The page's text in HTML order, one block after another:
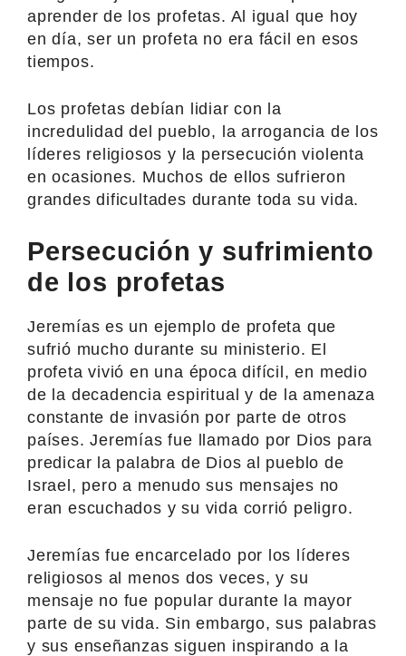
aprender de los profetas. Al igual que hoy
en día, ser un profeta no era fácil en esos
tiempos.
Los profetas debían lidiar con la
incredulidad del pueblo, la arrogancia de los
líderes religiosos y la persecución violenta
en ocasiones. Muchos de ellos sufrieron
grandes dificultades durante toda su vida.
Persecución y sufrimiento
de los profetas
Jeremías es un ejemplo de profeta que
sufrió mucho durante su ministerio. El
profeta vivió en una época difícil, en medio
de la decadencia espiritual y de la amenaza
constante de invasión por parte de otros
países. Jeremías fue llamado por Dios para
predicar la palabra de Dios al pueblo de
Israel, pero a menudo sus mensajes no
eran escuchados y su vida corrió peligro.
Jeremías fue encarcelado por los líderes
religiosos al menos dos veces, y su
mensaje no fue popular durante la mayor
parte de su vida. Sin embargo, sus palabras
y sus enseñanzas siguen inspirando a la